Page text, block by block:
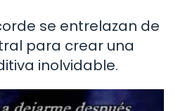
se entrelazan de
para crear una
inolvidable.